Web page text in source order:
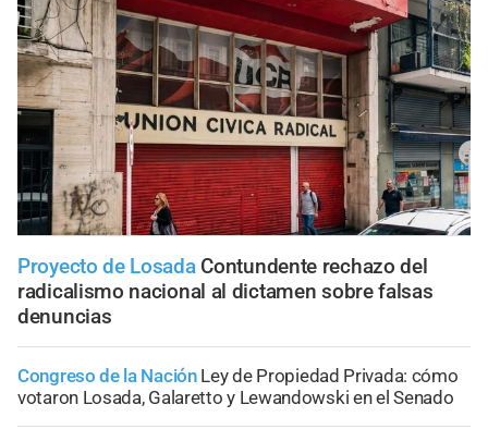
Proyecto de Losada Contundente rechazo del
radicalismo nacional al dictamen sobre falsas
denuncias
Congreso de la Nación Ley de Propiedad Privada: cómo
votaron Losada, Galaretto y Lewandowski en el Senado